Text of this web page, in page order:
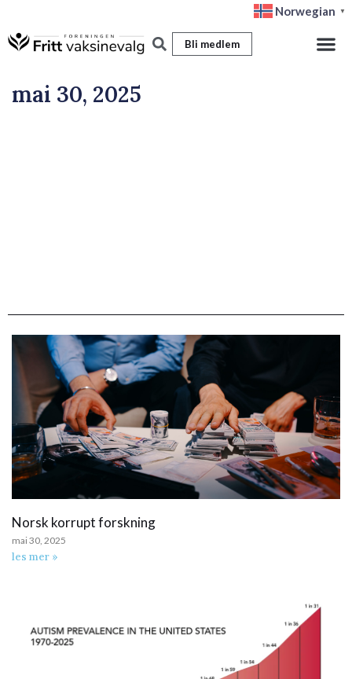
til
Norwegian ▼
Bli medlem
mai 30, 2025
Norsk korrupt forskning
mai 30, 2025
les mer »